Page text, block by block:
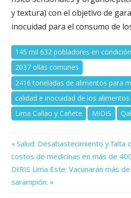
y textura) con el objetivo de
inocuidad para el consumo de
145 mil 632 pobladores en
2037 ollas comunes
2416 toneladas de alimentos para
calidad e inocuidad de los alimentos
Lima Callao y Cañete
MIDIS
Navegación
de
entradas
Previous
Post:
Salud: Desabastecimiento y falta
costos de medicinas en más de
Next
Post:
DIRIS Lima Este: Vacunarán más
sarampión.